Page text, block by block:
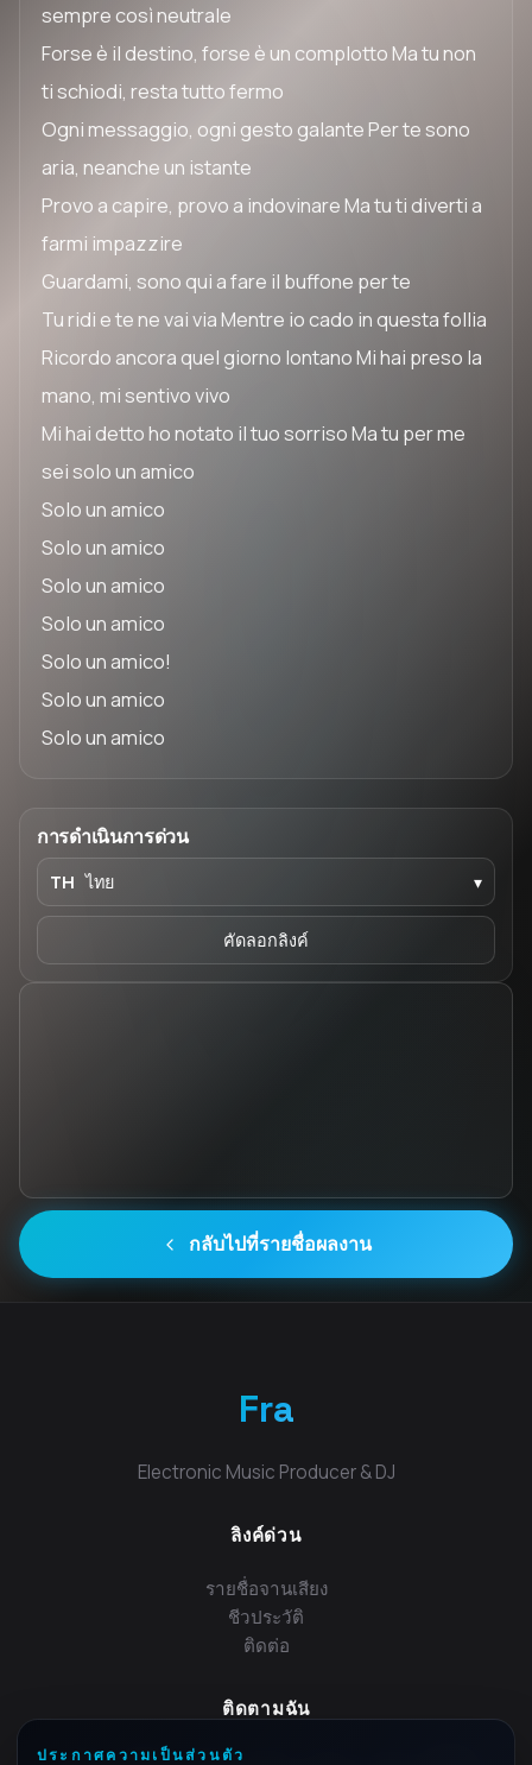
การดำเนินการด่วน
TH ไทย ▾
คัดลอกลิงค์
sempre così neutrale
Forse è il destino, forse è un complotto Ma tu non
ti schiodi, resta tutto fermo
Ogni messaggio, ogni gesto galante Per te sono
aria, neanche un istante
Provo a capire, provo a indovinare Ma tu ti diverti a
farmi impazzire
Guardami, sono qui a fare il buffone per te
Tu ridi e te ne vai via Mentre io cado in questa follia
Ricordo ancora quel giorno lontano Mi hai preso la
mano, mi sentivo vivo
Mi hai detto ho notato il tuo sorriso Ma tu per me
sei solo un amico
Solo un amico
Solo un amico
Solo un amico
Solo un amico
Solo un amico!
Solo un amico
Solo un amico
กลับไปที่รายชื่อผลงาน
Fra
Electronic Music Producer & DJ
ลิงค์ด่วน
รายชื่อจานเสียง
ชีวประวัติ
ติดต่อ
ติดตามฉัน
ประกาศความเป็นส่วนตัว